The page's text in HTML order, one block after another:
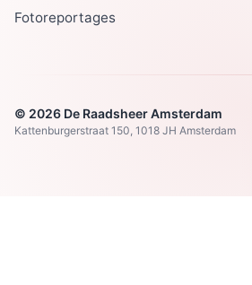
Fotoreportages
© 2026 De Raadsheer Amsterdam
Kattenburgerstraat 150, 1018 JH Amsterdam